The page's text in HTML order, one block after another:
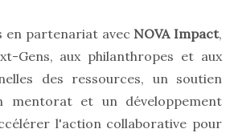
en partenariat avec NOVA Impact,
Gens, aux philanthropes et aux
des ressources, un soutien
mentorat et un développement
l'action collaborative pour